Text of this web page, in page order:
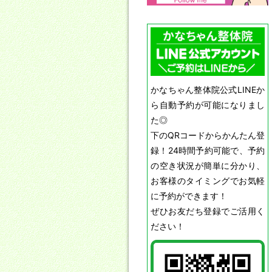
かなちゃん整体院公式LINEか
ら自動予約が可能になりまし
た◎
下のQRコードからかんたん登
録！24時間予約可能で、予約
の空き状況が簡単に分かり、
お客様のタイミングでお気軽
に予約ができます！
ぜひお友だち登録でご活用く
ださい！